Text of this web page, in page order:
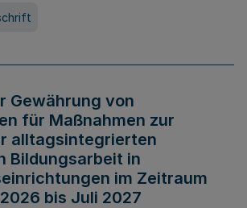
Gewährung von
für Maßnahmen zur
alltagsintegrierten
Bildungsarbeit in
im Zeitraum
bis Juli 2027